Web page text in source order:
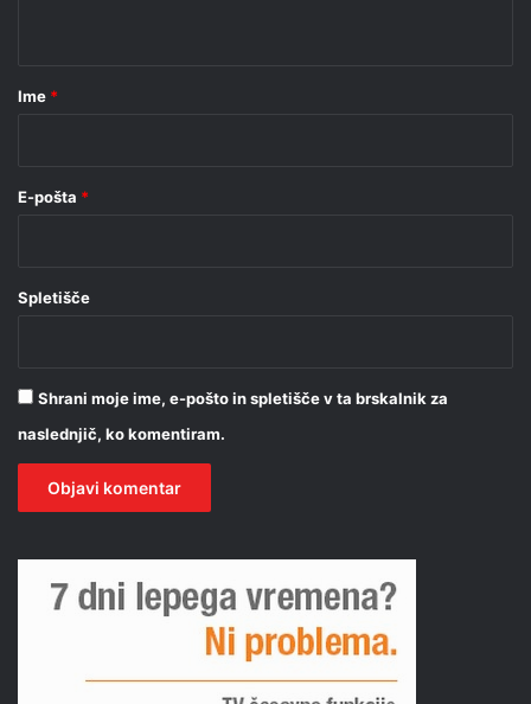
rIme *
E-pošta *
Spletišče
Shrani moje ime, e-pošto in spletišče v ta brskalnik za
naslednjič, ko komentiram.